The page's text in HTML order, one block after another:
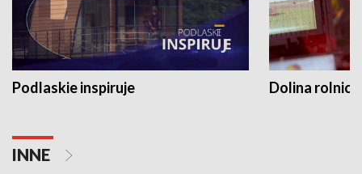
Podlaskie inspiruje Dolina
INNE